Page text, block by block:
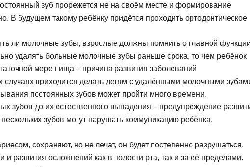
зуб прорежется не на своём месте и формирование
В будущем такому ребёнку придётся проходить ортодонтическое
ли молочные зубы, взрослые должны помнить о главной функции
удалять больные молочные зубы раньше срока, то чем ребёнок
мере пища – причина развития заболеваний
случаях приходится делать детям с удалёнными молочными
постоянных зубов может пройти много времени.
зубов до их естественного выпадения – предупреждение
зубов могут нарушать коммуникацию ребёнка,
сохраняют, но не лечат, он будет постепенно разрушаться,
и развития осложнений как в полости рта, так и за её пределами.